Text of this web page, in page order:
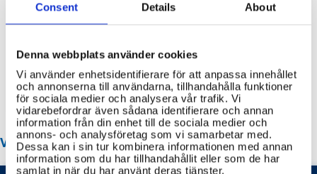
Consent Details About
Denna webbplats använder cookies
Vi använder enhetsidentifierare för att anpassa innehållet
och annonserna till användarna, tillhandahålla funktioner
för sociala medier och analysera vår trafik. Vi
vidarebefordrar även sådana identifierare och annan
information från din enhet till de sociala medier och
annons- och analysföretag som vi samarbetar med.
Dessa kan i sin tur kombinera informationen med annan
information som du har tillhandahållit eller som de har
samlat in när du har använt deras tjänster.
Servicekontor
Idrottsanläggningar
Återvinningscentraler
VANLIGA FRÅGOR OM STOCKHOLM STAD